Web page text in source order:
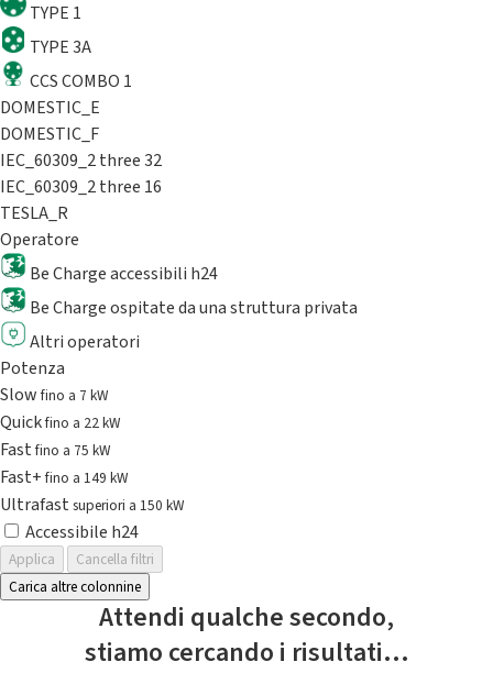
TYPE 1
TYPE 3A
CCS COMBO 1
DOMESTIC_E
DOMESTIC_F
IEC_60309_2 three 32
IEC_60309_2 three 16
TESLA_R
Operatore
Be Charge accessibili h24
Be Charge ospitate da una struttura privata
Altri operatori
Potenza
Slowfino a 7 kW
Quickfino a 22 kW
Fastfino a 75 kW
Fast+fino a 149 kW
Ultrafast superiori a 150 kW
Accessibile h24
Applica
Cancella filtri
Carica altre colonnine
Attendi qualche secondo,
stiamo cercando i risultati...